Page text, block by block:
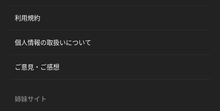
利用規約
個人情報の取扱いについて
ご意見・ご感想
姉妹サイト